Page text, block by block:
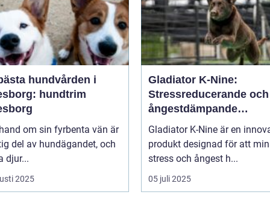
hundvården i
hundtrim
om sin fyrbenta vän är
del av hundägandet, och
djur...
2025
Gladiator K-Nine:
Stressreducerande och
ångestdämpande
hundhalsband
Gladiator K-Nine är en
produkt designad för att
stress och ångest h...
05 juli 2025